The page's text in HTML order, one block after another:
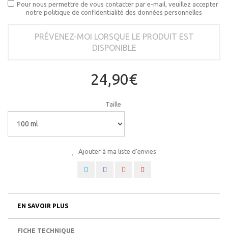
Pour nous permettre de vous contacter par e-mail, veuillez accepter
notre politique de confidentialité des données personnelles
PRÉVENEZ-MOI LORSQUE LE PRODUIT EST
DISPONIBLE
24,90€
Taille
Ajouter à ma liste d'envies
EN SAVOIR PLUS
FICHE TECHNIQUE